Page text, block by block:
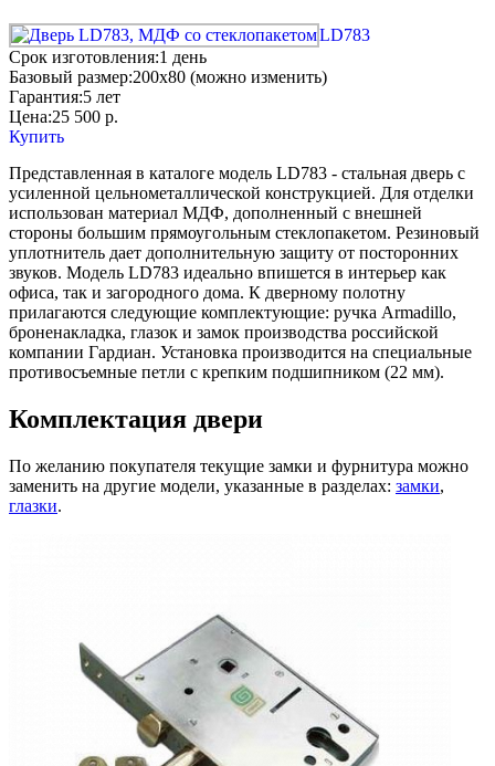
LD783
Срок изготовления:1 день
Базовый размер:200x80 (можно изменить)
Гарантия:5 лет
Цена:25 500 р.
Купить
Представленная в каталоге модель LD783 - стальная дверь с
усиленной цельнометаллической конструкцией. Для отделки
использован материал МДФ, дополненный с внешней
стороны большим прямоугольным стеклопакетом. Резиновый
уплотнитель дает дополнительную защиту от посторонних
звуков. Модель LD783 идеально впишется в интерьер как
офиса, так и загородного дома. К дверному полотну
прилагаются следующие комплектующие: ручка Armadillo,
броненакладка, глазок и замок производства российской
компании Гардиан. Установка производится на специальные
противосъемные петли с крепким подшипником (22 мм).
Комплектация двери
По желанию покупателя текущие замки и фурнитура можно
заменить на другие модели, указанные в разделах: замки,
глазки.